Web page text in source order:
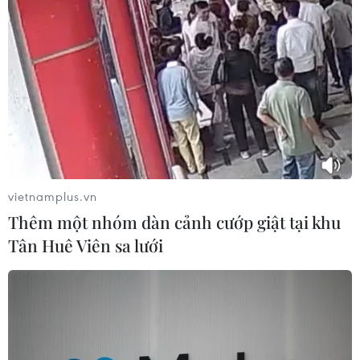
TIN CÙNG CHUYÊN MỤC
Meta tung công cụ AI lập trình tự
động cho nhà phát triển
06/08/2026 06:40
Điện thoại gập Galaxy Z8 của
vietnamplus.vn
Thêm một nhóm dàn cảnh cướp giật tại khu
Tân Huê Viên sa lưới